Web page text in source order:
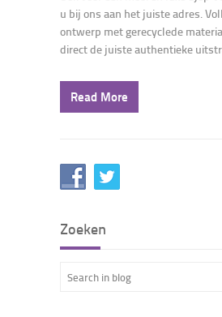
u bij ons aan het juiste adres.
ontwerp met gerecyclede
direct de juiste authentieke
Read More
Zoeken